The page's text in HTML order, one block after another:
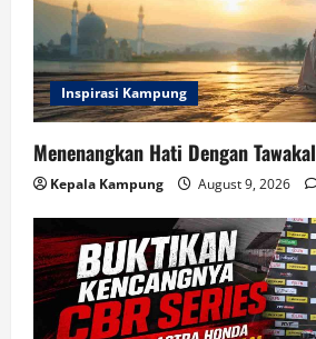
Inspirasi Kampung
Menenangkan Hati Dengan Tawakal
Kepala Kampung August 9, 2026